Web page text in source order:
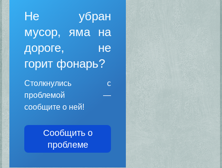
Не убран
мусор, яма на
дороге, не
горит фонарь?
Столкнулись с
проблемой —
сообщите о ней!
Сообщить о
проблеме